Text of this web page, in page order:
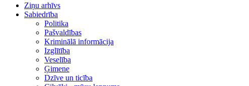
Ziņu arhīvs
Sabiedrība
Politika
Pašvaldības
Kriminālā informācija
Izglītība
Veselība
Ģimene
Dzīve un ticība